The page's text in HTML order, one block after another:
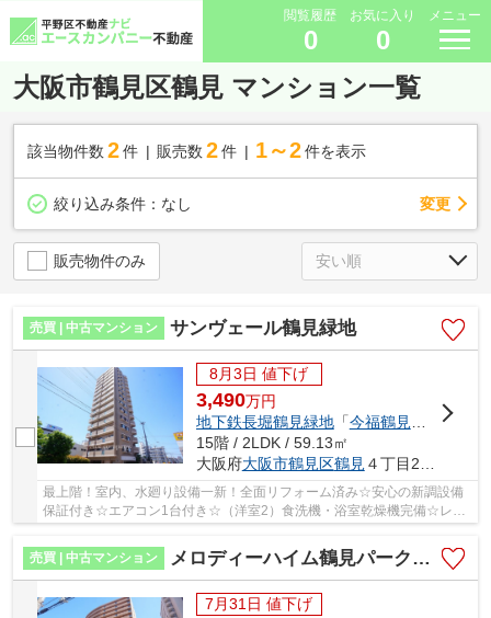
閲覧履歴
0
お気に入り
0
メニュー
大阪市鶴見区鶴見 マンション一覧
該当物件数 2件 販売数 2 件 1～2 件を表示
絞り込み条件： なし 変更
販売物件のみ
売買 | 中古マンション サンヴェール鶴見緑地
8月3日 値下げ
3,490万円
地下鉄長堀鶴見緑地「今福鶴見」駅 徒歩4
15階 / 2LDK / 59.13㎡
大阪府大阪市鶴見区鶴見４丁目2-12
最上階！室内、水廻り設備一新！全面リフォーム済み☆安心の新調設備
保証付き☆エアコン1台付き☆（洋室2）食洗機・浴室乾燥機完備☆レー
売買 | 中古マンション
メロディーハイム鶴見パークオアシス
7月31日 値下げ